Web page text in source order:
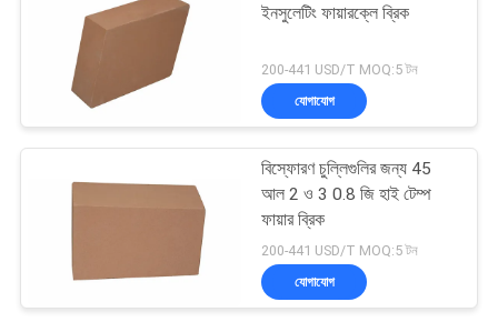
গোপনীয়তা
উচ্চ অ্যালুমিনা অন্তরক ইট
61
ইনসুলেটিং ফায়ারক্লে ব্রিক
200-441 USD/T MOQ:5 টন
যোগাযোগ
বিস্ফোরণ চুল্লিগুলির জন্য 45
আল 2 ও 3 0.8 জি হাই টেম্প
ফায়ার ব্রিক
200-441 USD/T MOQ:5 টন
যোগাযোগ